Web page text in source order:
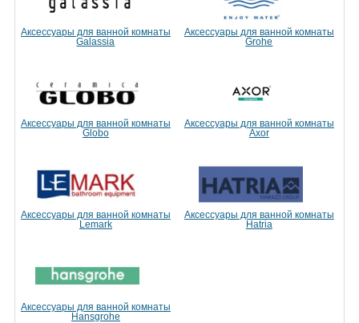
Аксессуары для ванной комнаты
Galassia
Аксессуары для ванной комнаты
Grohe
Аксессуары для ванной комнаты
Globo
Аксессуары для ванной комнаты
Axor
Аксессуары для ванной комнаты
Lemark
Аксессуары для ванной комнаты
Hatria
Аксессуары для ванной комнаты
Hansgrohe